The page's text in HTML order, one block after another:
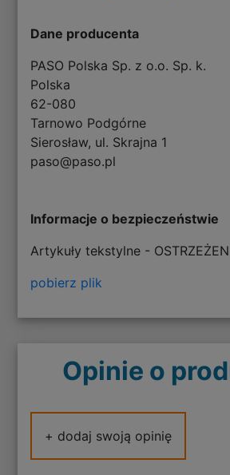
Dane producenta
PASO Polska Sp. z o.o. Sp. k.
Polska
62-080
Tarnowo Podgórne
Sierosław, ul. Skrajna 1
paso@paso.pl
Informacje o bezpieczeństwie
Artykuły tekstylne -
pobierz plik
Opinie o
+ dodaj swoją opinię